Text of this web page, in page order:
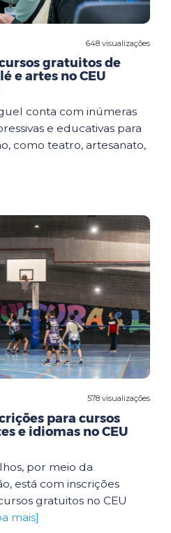
648 visualizações
gratuitos de
e artes no CEU
conta com inúmeras
e educativas para
como teatro, artesanato,
578 visualizações
para cursos
e idiomas no CEU
por meio da
está com inscrições
gratuitos no CEU
mais]